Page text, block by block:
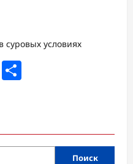
суровых условиях
Telegram
Поиск